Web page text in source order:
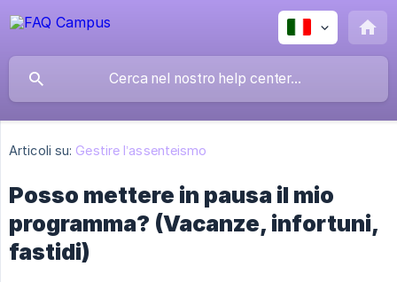
Articoli su: Gestire l’assenteismo
Posso mettere in pausa il mio
programma? (Vacanze, infortuni,
fastidi)